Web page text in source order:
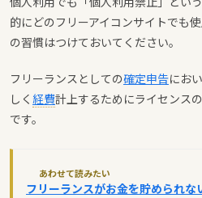
的にどのフリーアイコンサイトでも
の習慣はつけておいてください。
フリーランスとしての確定申告にお
しく 経費計上するためにライセンス
です。
あわせて読みたい
フリーランスがお金を貯められ